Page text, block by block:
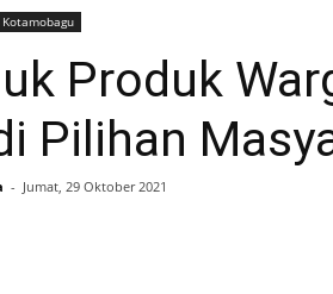
Kotamobagu
Produk
Pilihan
- Jumat, 29 Oktober 2021